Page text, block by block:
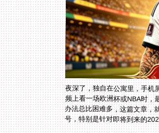
夜深了，独自在公寓里，手机
频上看一场欧洲杯或NBA时，
办法总比困难多，这篇文章
号，特别是针对即将到来的